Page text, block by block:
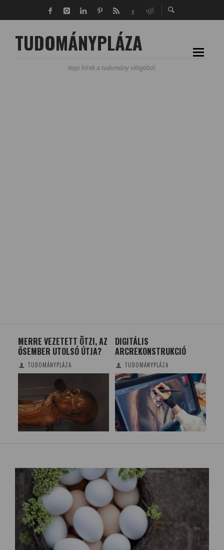
TUDOMÁNYPLÁZA
Napi hírek a tudomány világából.
MERRE VEZETETT ÖTZI, AZ
ŐSEMBER UTOLSÓ ÚTJA?
TUDOMÁNYPLÁZA
DIGITÁLIS
ARCREKONSTRUKCIÓ
TUDOMÁNYPLÁZA